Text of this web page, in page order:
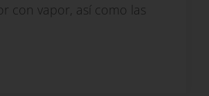
con vapor, así como las